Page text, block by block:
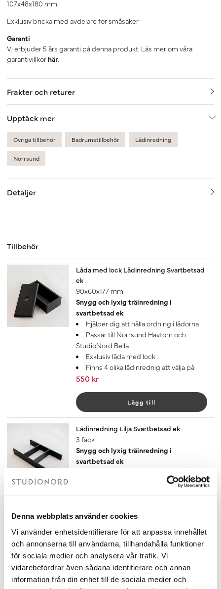
Denna webbplats använder cookies
Vi använder enhetsidentifierare för att anpassa innehållet
och annonserna till användarna, tillhandahålla funktioner
för sociala medier och analysera vår trafik. Vi
vidarebefordrar även sådana identifierare och annan
information från din enhet till de sociala medier och
107x48x180 mm
Exklusiv bricka med avdelare för småsaker
Garanti
Vi erbjuder 5 års garanti på denna produkt. Läs mer om våra
garantivillkor här.
Frakter och returer
Upptäck mer
Övriga tillbehör Badrumstillbehör Lådinredning
Norrsund
Detaljer
Tillbehör
Låda med lock Lådinredning Svartbetsad
ek
90x60x177 mm
Snygg och lyxig träinredning i
svartbetsad ek
Hjälper dig att hålla ordning i lådorna
Passar till Norrsund Havtorn och
StudioNord Bella
Exklusiv låda med lock
Finns 4 olika lådinrednig att välja på
550 kr
Lägg till
Lådinredning Lilja Svartbetsad ek
3 fack
Snygg och lyxig träinredning i
svartbetsad ek
Passar till Norrsund Havtorn och
Finns 4 olika lådinredning att välja på
450 kr
Lägg till
Lådinredning Lilja Svartbetsad ek